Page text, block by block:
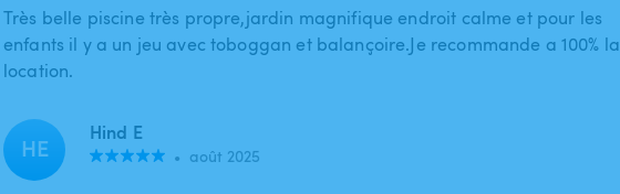
Très belle piscine très propre,jardin magnifique endroit calme et pour les
enfants il y a un jeu avec toboggan et balançoire.Je recommande a 100% la
location.
HE Hind E
• août 2025